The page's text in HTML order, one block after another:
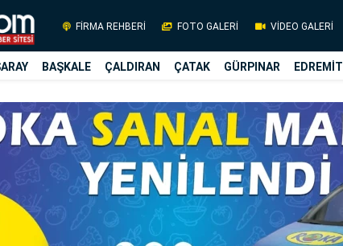
FİRMA REHBERİ FOTO GALERİ VİDEO GALERİ
BAŞKALE ÇALDIRAN ÇATAK GÜRPINAR EDREMİT